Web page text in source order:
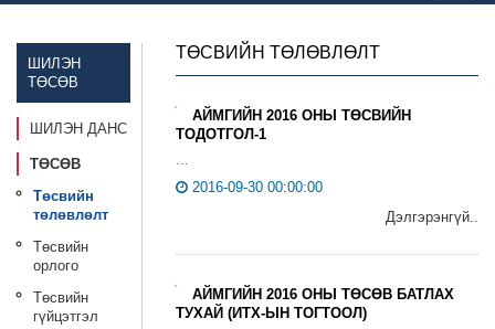
ШИЛЭН
ТӨСӨВ
ШИЛЭН ДАНС
ТӨСӨВ
Төсвийн
төлөвлөлт
Төсвийн
орлого
Төсвийн
гүйцэтгэл
ТӨСВИЙН ТӨЛӨВЛӨЛТ
АЙМГИЙН 2016 ОНЫ ТӨСВИЙН
ТОДОТГОЛ-1
...
2016-09-30 00:00:00
Дэлгэрэнгүй..
АЙМГИЙН 2016 ОНЫ ТӨСӨВ БАТЛАХ
ТУХАЙ (ИТХ-ЫН ТОГТООЛ)